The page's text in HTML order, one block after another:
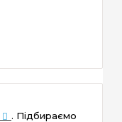
. Підбираємо